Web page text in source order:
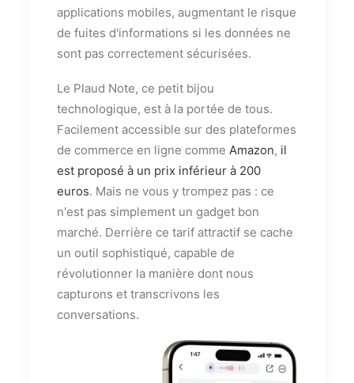
applications mobiles, augmentant le risque
de fuites d'informations si les données ne
sont pas correctement sécurisées.
Le Plaud Note, ce petit bijou
technologique, est à la portée de tous.
Facilement accessible sur des plateformes
de commerce en ligne comme Amazon, il
est proposé à un prix inférieur à 200
euros. Mais ne vous y trompez pas : ce
n'est pas simplement un gadget bon
marché. Derrière ce tarif attractif se cache
un outil sophistiqué, capable de
révolutionner la manière dont nous
capturons et transcrivons les
conversations.